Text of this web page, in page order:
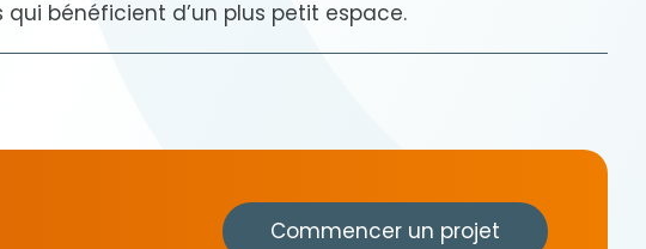
bénéficient d’un plus petit espace.
Commencer un projet